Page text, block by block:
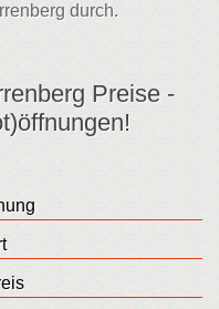
durch.
Preise -